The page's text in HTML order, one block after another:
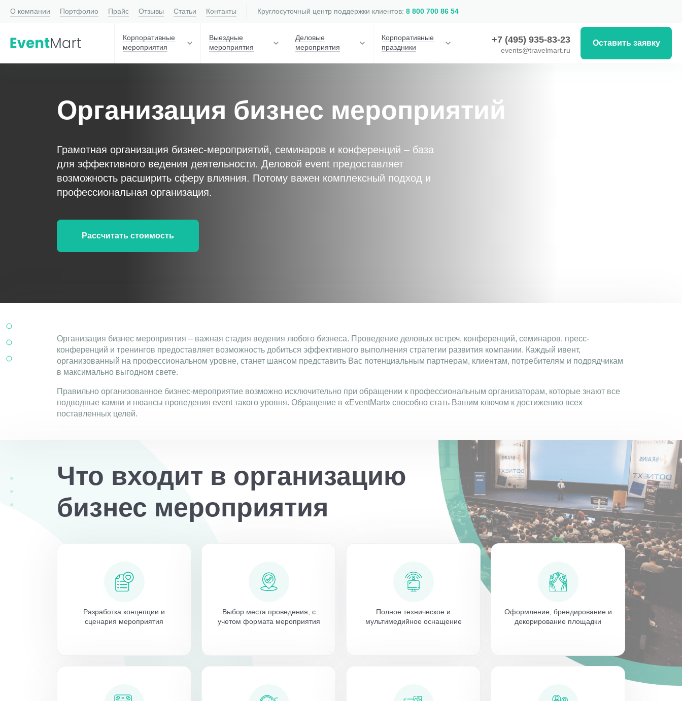
О компании Портфолио Прайс Отзывы Статьи Контакты Круглосуточный центр поддержки клиентов: 8 800 700 86 54
Корпоративные
мероприятия
Выездные
мероприятия
Деловые
мероприятия
Корпоративные
праздники
+7 (495) 935-83-23
events@travelmart.ru
Оставить заявку
Организация бизнес мероприятий
Грамотная организация бизнес-мероприятий, семинаров и конференций – база
для эффективного ведения деятельности. Деловой event предоставляет
возможность расширить сферу влияния. Потому важен комплексный подход и
профессиональная организация.
Рассчитать стоимость
Организация бизнес мероприятия – важная стадия ведения любого бизнеса. Проведение деловых встреч, конференций, семинаров, пресс-
конференций и тренингов предоставляет возможность добиться эффективного выполнения стратегии развития компании. Каждый ивент,
организованный на профессиональном уровне, станет шансом представить Вас потенциальным партнерам, клиентам, потребителям и подрядчикам
в максимально выгодном свете.
Правильно организованное бизнес-мероприятие возможно исключительно при обращении к профессиональным организаторам, которые знают все
подводные камни и нюансы проведения event такого уровня. Обращение в «EventMart» способно стать Вашим ключом к достижению всех
поставленных целей.
Что входит в организацию
бизнес мероприятия
Разработка концепции и
сценария мероприятия
Выбор места проведения, с
учетом формата мероприятия
Полное техническое и
мультимедийное оснащение
Оформление, брендирование и
декорирование площадки